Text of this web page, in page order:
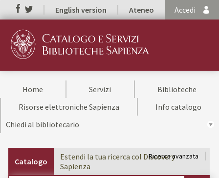
English version Ateneo Accedi
Home Servizi
Biblioteche
Risorse elettroniche Sapienza
Info catalogo
Chiedi al bibliotecario
Catalogo
Estendi la tua ricerca col Discovery
Sapienza
Ricerca avanzata